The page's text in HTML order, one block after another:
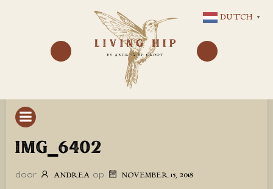
NAAR
DE
INHOUD
IMG_6402
door ANDREA op NOVEMBER 15, 2018
DUTCH ▼